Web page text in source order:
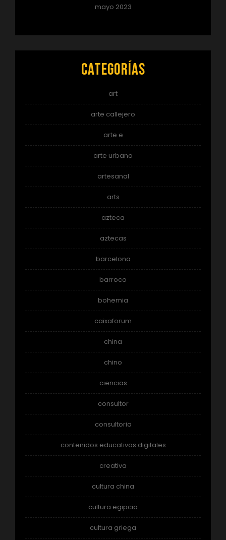
mayo 2023
Categorías
art
arte callejero
arte e
arte urbano
artesanal
arts
azteca
aztecas
barcelona
barroco
bohemia
caixaforum
china
chino
ciencias
consultor
consultoria
contenidos educativos digitales
creativa
cultura china
cultura egipcia
cultura griega